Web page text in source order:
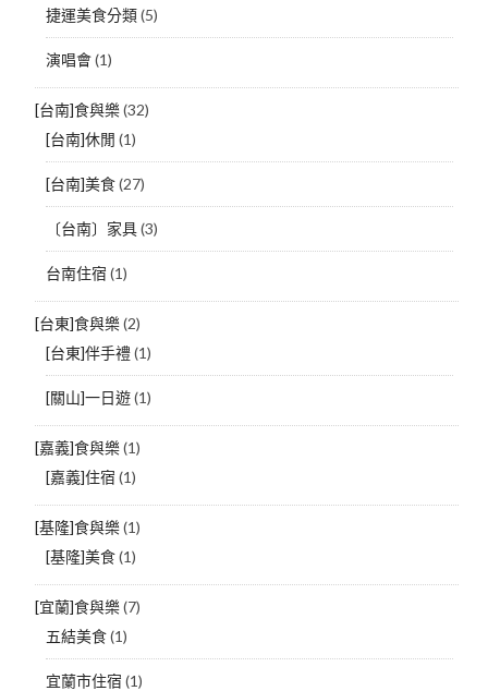
捷運美食分類(5)
演唱會(1)
[台南]食與樂(32)
[台南]休閒 (1)
[台南]美食(27)
〔台南〕家具(3)
台南住宿 (1)
[台東]食與樂(2)
[台東]伴手禮(1)
[關山]一日遊(1)
[嘉義]食與樂(1)
[嘉義]住宿 (1)
[基隆]食與樂(1)
[基隆]美食(1)
[宜蘭]食與樂(7)
五結美食(1)
宜蘭市住宿 (1)